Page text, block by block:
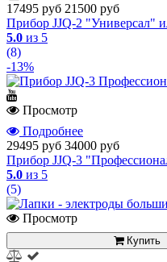
17495 руб 21500 руб
Прибор JJQ-2 "Универсал"
5.0 из 5
(8)
-13%
Просмотр
Подробнее
29495 руб 34000 руб
Прибор JJQ-3
5.0 из 5
(5)
Просмотр
Купить